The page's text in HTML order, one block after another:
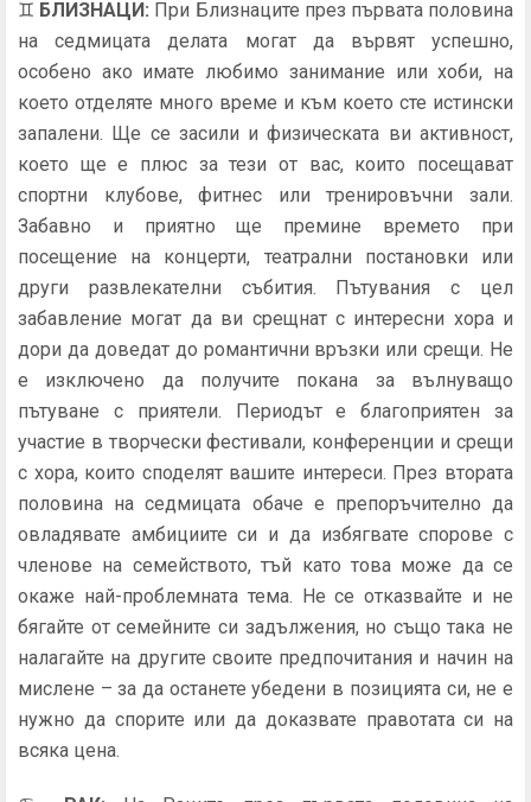
♊ БЛИЗНАЦИ: При Близнаците през първата половина
на седмицата делата могат да вървят успешно,
особено ако имате любимо занимание или хоби, на
което отделяте много време и към което сте истински
запалени. Ще се засили и физическата ви активност,
което ще е плюс за тези от вас, които посещават
спортни клубове, фитнес или тренировъчни зали.
Забавно и приятно ще премине времето при
посещение на концерти, театрални постановки или
други развлекателни събития. Пътувания с цел
забавление могат да ви срещнат с интересни хора и
дори да доведат до романтични връзки или срещи. Не
е изключено да получите покана за вълнуващо
пътуване с приятели. Периодът е благоприятен за
участие в творчески фестивали, конференции и срещи
с хора, които споделят вашите интереси. През втората
половина на седмицата обаче е препоръчително да
овладявате амбициите си и да избягвате спорове с
членове на семейството, тъй като това може да се
окаже най-проблемната тема. Не се отказвайте и не
бягайте от семейните си задължения, но също така не
налагайте на другите своите предпочитания и начин на
мислене – за да останете убедени в позицията си, не е
нужно да спорите или да доказвате правотата си на
всяка цена.